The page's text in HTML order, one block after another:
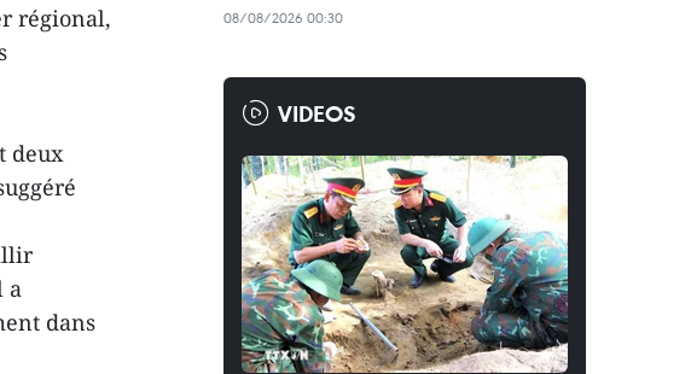
régional,
deux
a
dans
08/08/2026 00:30
VIDEOS